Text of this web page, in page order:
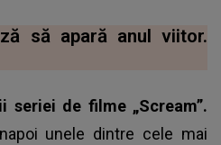
să apară anul viitor.
seriei de filme „Scream”.
unele dintre cele mai